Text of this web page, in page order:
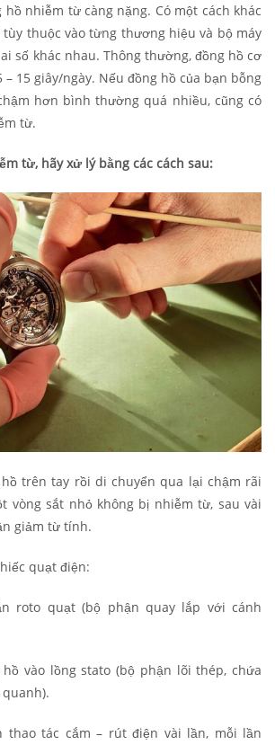
hồ nhiễm từ càng nặng. Có một cách khác
tùy thuộc vào từng thương hiệu và bộ máy
số khác nhau. Thông thường, đồng hồ cơ
– 15 giây/ngày. Nếu đồng hồ của bạn bỗng
hơn bình thường quá nhiều, cũng có
từ.
từ, hãy xử lý bằng các cách sau:
hồ trên tay rồi di chuyển qua lại chậm rãi
vòng sắt nhỏ không bị nhiễm từ, sau vài
giảm từ tính.
quạt điện:
roto quạt (bộ phận quay lắp với cánh
vào lồng stato (bộ phận lõi thép, chứa
thao tác cắm – rút điện vài lần, mỗi lần